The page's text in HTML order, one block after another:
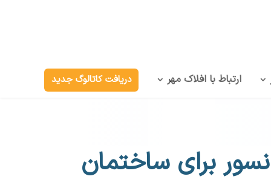
ارتباط با افلاک مهر دریافت کاتالوگ جدید
برای ساختمان